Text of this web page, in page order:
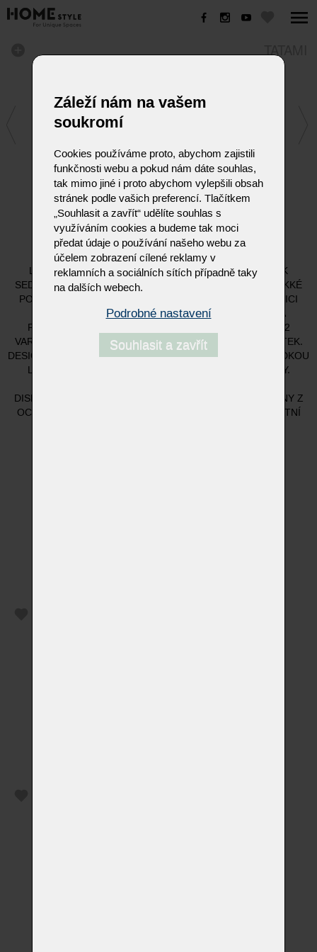
TATAMI
LEŽÉRNÍ DESIGN SE VZHLEDEM DEKY, PŘIPEVNĚNÝ K
SEDAČCE NEBO POHOVCE, ZAJIŠŤUJE MIMOŘÁDNĚ MĚKKÉ
POHODLÍ PŘI SEZENÍ S FAKTOREM MAZLENÍ. K DISPOZICI
JAKO OTOČNÉ HOUPACÍ KŘESLO, KŘESLO, 2MÍSTNÁ
POHOVKA A 2,5MÍSTNÁ POHOVKA. K DISPOZICI JSOU 2
VARIANTY ZPRACOVÁNÍ: Z JEDNÉ NEBO 2 RŮZNÝCH LÁTEK.
DESIGN JE VZRUŠUJÍCÍ, KDYŽ JE KORPUS POTAŽEN HLADKOU
LÁTKOU A POTAH JE VYROBEN ZE VZOROVANÉ LÁTKY.
DISPOZICI POUZE V LÁTCE. PODSTAVCE JSOU VYROBENY Z
OCELI, PRÁŠKOVĚ LAKOVANÉ ČERNOU BARVOU. UNIKÁTNÍ
Záleží nám na vašem
soukromí
Cookies používáme proto, abychom zajistili
funkčnosti webu a pokud nám dáte souhlas,
tak mimo jiné i proto abychom vylepšili obsah
stránek podle vašich preferencí. Tlačítkem
„Souhlasit a zavřít“ udělíte souhlas s
využíváním cookies a budeme tak moci
předat údaje o používání našeho webu za
účelem zobrazení cílené reklamy v
reklamních a sociálních sítích případně taky
na dalších webech.
Podrobné nastavení
Souhlasit a zavřít